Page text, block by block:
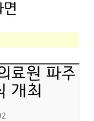
료원 파주
개최